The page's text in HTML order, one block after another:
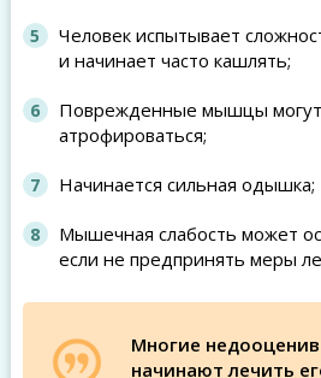
Человек испытывает
и начинает часто кашлять;
Поврежденные мышцы
атрофироваться;
Начинается сильная одышка;
Мышечная слабость может
если не предпринять меры
Многие
начинают лечить